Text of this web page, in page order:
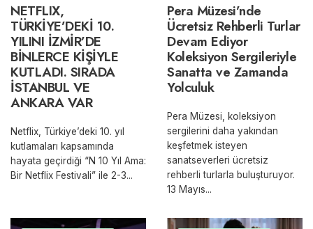
NETFLIX,
TÜRKİYE’DEKİ 10.
YILINI İZMİR’DE
BİNLERCE KİŞİYLE
KUTLADI. SIRADA
İSTANBUL VE
ANKARA VAR
Netflix, Türkiye’deki 10. yıl
kutlamaları kapsamında
hayata geçirdiği “N 10 Yıl Ama:
Bir Netflix Festivali” ile 2-3...
Pera Müzesi’nde
Ücretsiz Rehberli Turlar
Devam Ediyor
Koleksiyon Sergileriyle
Sanatta ve Zamanda
Yolculuk
Pera Müzesi, koleksiyon
sergilerini daha yakından
keşfetmek isteyen
sanatseverleri ücretsiz
rehberli turlarla buluşturuyor.
13 Mayıs...